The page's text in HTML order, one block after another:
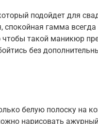
подойдет для
гамма
такой маникюр
без
белую полоску на
нарисовать